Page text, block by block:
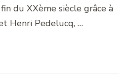
du XXème siècle grâce à
Henri Pedelucq, …